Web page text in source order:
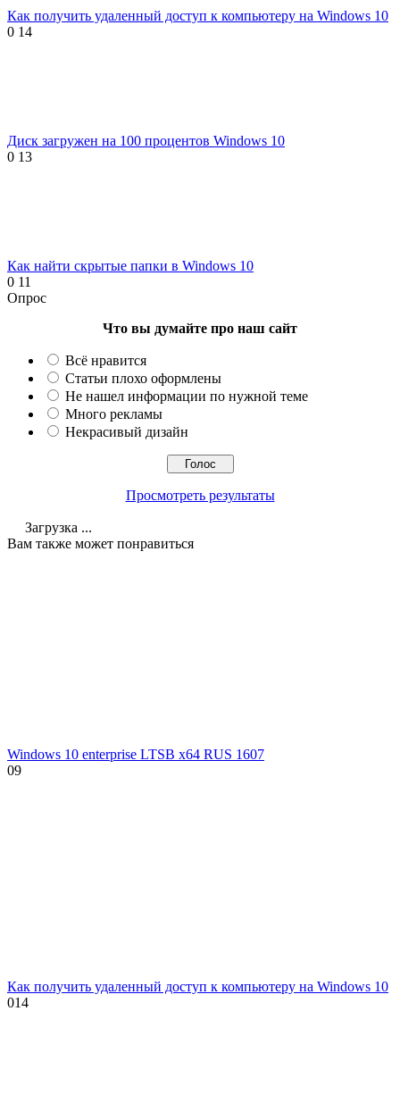
Как получить удаленный доступ к компьютеру на Windows 10
0 14
Диск загружен на 100 процентов Windows 10
0 13
Как найти скрытые папки в Windows 10
0 11
Опрос
Что вы думайте про наш сайт
Всё нравится
Статьи плохо оформлены
Не нашел информации по нужной теме
Много рекламы
Некрасивый дизайн
Просмотреть результаты
Загрузка ...
Вам также может понравиться
Windows 10 enterprise LTSB x64 RUS 1607
09
Как получить удаленный доступ к компьютеру на Windows 10
014